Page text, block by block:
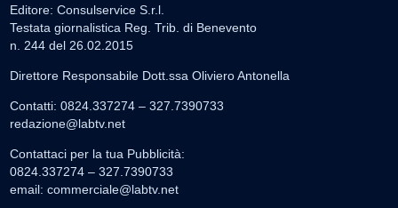
Editore: Consulservice S.r.l.
Testata giornalistica Reg. Trib. di Benevento
n. 244 del 26.02.2015
Direttore Responsabile Dott.ssa Oliviero Antonella
Contatti: 0824.337274 – 327.7390733
redazione@labtv.net
Contattaci per la tua Pubblicità:
0824.337274 – 327.7390733
email: commerciale@labtv.net